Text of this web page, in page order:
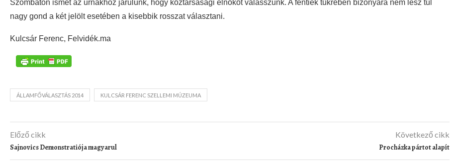
Szombaton ismét az urnákhoz járulunk, hogy köztársasági elnököt válasszunk. A fentiek tükrében bizonyára nem lesz túl
nagy gond a két jelölt esetében a kisebbik rosszat választani.
Kulcsár Ferenc, Felvidék.ma
ÁLLAMFŐVÁLASZTÁS 2014 KULCSÁR FERENC SZELLEMI MÚZEUMA
Előző cikk
Sajnovics Demonstratiója magyarul
Következő cikk
Procházka pártot alapít